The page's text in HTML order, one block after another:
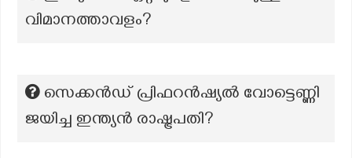
വിമാനത്താവളം?
സെക്കൻഡ് പ്രിഫറൻഷ്യൽ വോട്ടെണ്ണി
ജയിച്ച ഇന്ത്യൻ രാഷ്ട്രപതി?